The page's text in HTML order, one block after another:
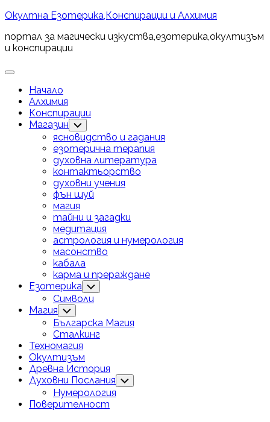
Skip
content
Окултна Езотерика,Конспирации и Алхимия
портал за магически изкуства,езотерика,окултизъм
и конспирации
Expand
Начало
Алхимия
Конспирации
Магазин Toggle
Child
Menu
ясновидство и гадания
езотерична терапия
духовна литература
контактьорство
духовни учения
фън шуй
магия
тайни и загадки
медитация
астрология и нумерология
масонство
кабала
карма и прераждане
Езотерика Toggle
Child
Menu
Символи
Магия Toggle
Child
Menu
Българска Магия
Сталкинг
Техномагия
Окултизъм
Древна История
Духовни Послания Toggle
Child
Нумерология
Поверителност